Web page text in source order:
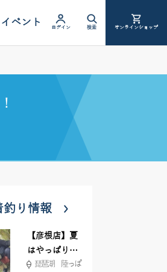
ベント ログイン 検索 オンラインショップ
釣り情報
【彦根店】夏
はやっぱりカ
バー撃ち
琵琶湖 陸っぱ